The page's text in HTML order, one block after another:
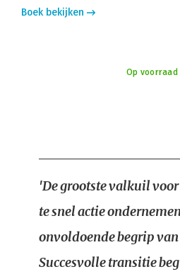
Boek bekijken
Op voorraad
'De grootste valkuil
te snel actie
onvoldoende begrip
Succesvolle transitie